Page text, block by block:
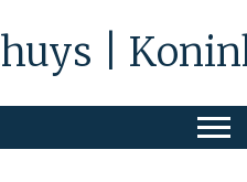
|